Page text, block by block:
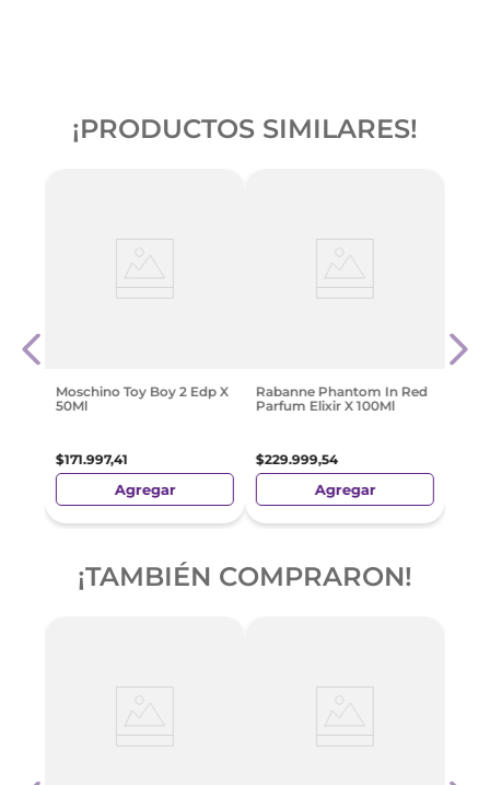
¡PRODUCTOS SIMILARES!
Moschino Toy Boy 2 Edp X
50Ml
$171.997,41
Agregar
Rabanne Phantom In Red
Parfum Elixir X 100Ml
$229.999,54
Agregar
¡TAMBIÉN COMPRARON!